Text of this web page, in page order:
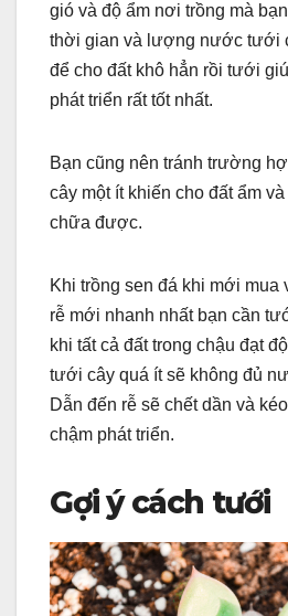
gió và độ ẩm nơi trồng mà
thời gian và lượng nước tưới
để cho đất khô hẳn rồi tưới
phát triển rất tốt nhất.
Bạn cũng nên tránh trường
cây một ít khiến cho đất ẩm
chữa được.
Khi trồng sen đá khi mới mua
rễ mới nhanh nhất bạn cần
khi tất cả đất trong chậu đạt
tưới cây quá ít sẽ không đủ
Dẫn đến rễ sẽ chết dần và
chậm phát triển.
Gợi ý cách tưới